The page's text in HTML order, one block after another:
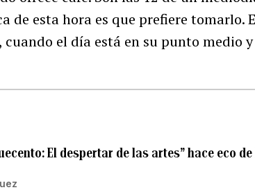
de esta hora es que prefiere tomarlo.
cuando el día está en su punto medio
El despertar de las artes” hace eco